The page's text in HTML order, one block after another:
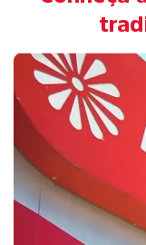
história
Produtos
disponibilidade
Mais de 2.000
turbinar seu